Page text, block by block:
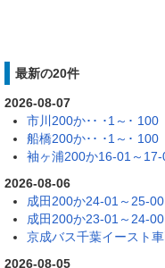
最新の20件
2026-08-07
市川200か･･ ･1～･ 100
船橋200か･･ ･1～･ 100
袖ヶ浦200か16-01～17-
2026-08-06
成田200か24-01～25-00
成田200か23-01～24-00
京成バス千葉イースト車
2026-08-05